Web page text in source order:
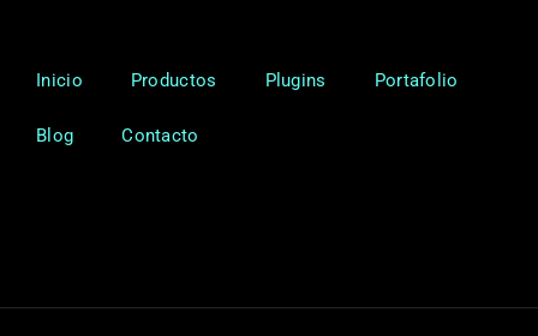
Inicio Productos Plugins Portafolio
Blog Contacto